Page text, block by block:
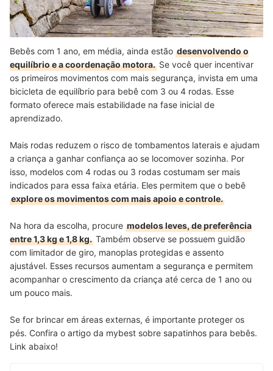
Bebês com 1 ano, em média, ainda estão desenvolvendo o
equilíbrio e a coordenação motora. Se você quer incentivar
os primeiros movimentos com mais segurança, invista em uma
bicicleta de equilíbrio para bebê com 3 ou 4 rodas. Esse
formato oferece mais estabilidade na fase inicial de
aprendizado.
Mais rodas reduzem o risco de tombamentos laterais e ajudam
a criança a ganhar confiança ao se locomover sozinha. Por
isso, modelos com 4 rodas ou 3 rodas costumam ser mais
indicados para essa faixa etária. Eles permitem que o bebê
explore os movimentos com mais apoio e controle.
Na hora da escolha, procure modelos leves, de preferência
entre 1,3 kg e 1,8 kg. Também observe se possuem guidão
com limitador de giro, manoplas protegidas e assento
ajustável. Esses recursos aumentam a segurança e permitem
acompanhar o crescimento da criança até cerca de 1 ano ou
um pouco mais.
Se for brincar em áreas externas, é importante proteger os
pés. Confira o artigo da mybest sobre sapatinhos para bebês.
Link abaixo!